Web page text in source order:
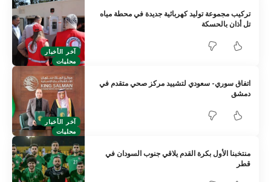
آخر الأخبار
محليات
تركيب مجموعة توليد كهربائية جديدة في محطة مياه
تل أذان بالحسكة
آخر الأخبار
محليات
اتفاق سوري- سعودي لتشييد مركز صحي متقدم في
دمشق
منتخبنا الأول بكرة القدم يلاقي جنوب السودان في
قطر